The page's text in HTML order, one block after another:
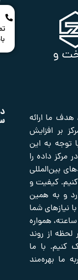
دسترسی
سریع
محصولات
محصولات
اعتماد
صفحه
اصلی
فروشگاه
درباره
ما
تماس
با
ما
بانک
مقالات
اکتیو
شبکه
تایم
سرور
پسیو
شبکه
حفاظت
پیرامونی